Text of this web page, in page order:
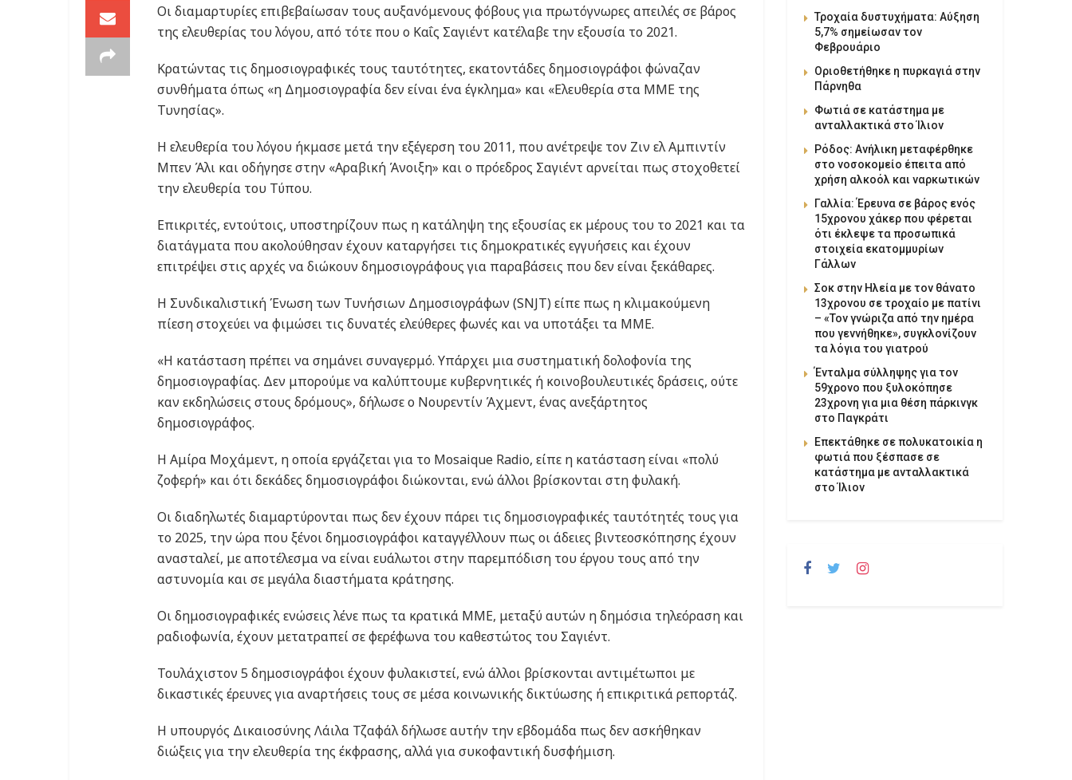
Οι διαμαρτυρίες επιβεβαίωσαν τους αυξανόμενους φόβους για πρωτόγνωρες απειλές σε βάρος
της ελευθερίας του λόγου, από τότε που ο Καΐς Σαγιέντ κατέλαβε την εξουσία το 2021.
Κρατώντας τις δημοσιογραφικές τους ταυτότητες, εκατοντάδες δημοσιογράφοι φώναζαν
συνθήματα όπως «η Δημοσιογραφία δεν είναι ένα έγκλημα» και «Ελευθερία στα ΜΜΕ της
Τυνησίας».
Η ελευθερία του λόγου ήκμασε μετά την εξέγερση του 2011, που ανέτρεψε τον Ζιν ελ Αμπιντίν
Μπεν Άλι και οδήγησε στην «Αραβική Άνοιξη» και ο πρόεδρος Σαγιέντ αρνείται πως στοχοθετεί
την ελευθερία του Τύπου.
Επικριτές, εντούτοις, υποστηρίζουν πως η κατάληψη της εξουσίας εκ μέρους του το 2021 και τα
διατάγματα που ακολούθησαν έχουν καταργήσει τις δημοκρατικές εγγυήσεις και έχουν
επιτρέψει στις αρχές να διώκουν δημοσιογράφους για παραβάσεις που δεν είναι ξεκάθαρες.
Η Συνδικαλιστική Ένωση των Τυνήσιων Δημοσιογράφων (SNJT) είπε πως η κλιμακούμενη
πίεση στοχεύει να φιμώσει τις δυνατές ελεύθερες φωνές και να υποτάξει τα ΜΜΕ.
«Η κατάσταση πρέπει να σημάνει συναγερμό. Υπάρχει μια συστηματική δολοφονία της
δημοσιογραφίας. Δεν μπορούμε να καλύπτουμε κυβερνητικές ή κοινοβουλευτικές δράσεις, ούτε
καν εκδηλώσεις στους δρόμους», δήλωσε ο Νουρεντίν Άχμεντ, ένας ανεξάρτητος
δημοσιογράφος.
Η Αμίρα Μοχάμεντ, η οποία εργάζεται για το Mosaique Radio, είπε η κατάσταση είναι «πολύ
ζοφερή» και ότι δεκάδες δημοσιογράφοι διώκονται, ενώ άλλοι βρίσκονται στη φυλακή.
Οι διαδηλωτές διαμαρτύρονται πως δεν έχουν πάρει τις δημοσιογραφικές ταυτότητές τους για
το 2025, την ώρα που ξένοι δημοσιογράφοι καταγγέλλουν πως οι άδειες βιντεοσκόπησης έχουν
ανασταλεί, με αποτέλεσμα να είναι ευάλωτοι στην παρεμπόδιση του έργου τους από την
αστυνομία και σε μεγάλα διαστήματα κράτησης.
Οι δημοσιογραφικές ενώσεις λένε πως τα κρατικά ΜΜΕ, μεταξύ αυτών η δημόσια τηλεόραση και
ραδιοφωνία, έχουν μετατραπεί σε φερέφωνα του καθεστώτος του Σαγιέντ.
Τουλάχιστον 5 δημοσιογράφοι έχουν φυλακιστεί, ενώ άλλοι βρίσκονται αντιμέτωποι με
δικαστικές έρευνες για αναρτήσεις τους σε μέσα κοινωνικής δικτύωσης ή επικριτικά ρεπορτάζ.
Η υπουργός Δικαιοσύνης Λάιλα Τζαφάλ δήλωσε αυτήν την εβδομάδα πως δεν ασκήθηκαν
διώξεις για την ελευθερία της έκφρασης, αλλά για συκοφαντική δυσφήμιση.
Τροχαία δυστυχήματα: Αύξηση
5,7% σημείωσαν τον
Φεβρουάριο
Οριοθετήθηκε η πυρκαγιά στην
Πάρνηθα
Φωτιά σε κατάστημα με
ανταλλακτικά στο Ίλιον
Ρόδος: Ανήλικη μεταφέρθηκε
στο νοσοκομείο έπειτα από
χρήση αλκοόλ και ναρκωτικών
Γαλλία: Έρευνα σε βάρος ενός
15χρονου χάκερ που φέρεται
ότι έκλεψε τα προσωπικά
στοιχεία εκατομμυρίων
Γάλλων
Σοκ στην Ηλεία με τον θάνατο
13χρονου σε τροχαίο με πατίνι
– «Τον γνώριζα από την ημέρα
που γεννήθηκε», συγκλονίζουν
τα λόγια του γιατρού
Ένταλμα σύλληψης για τον
59χρονο που ξυλοκόπησε
23χρονη για μια θέση πάρκινγκ
στο Παγκράτι
Επεκτάθηκε σε πολυκατοικία η
φωτιά που ξέσπασε σε
κατάστημα με ανταλλακτικά
στο Ίλιον